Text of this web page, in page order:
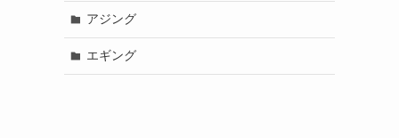
アジング
エギング